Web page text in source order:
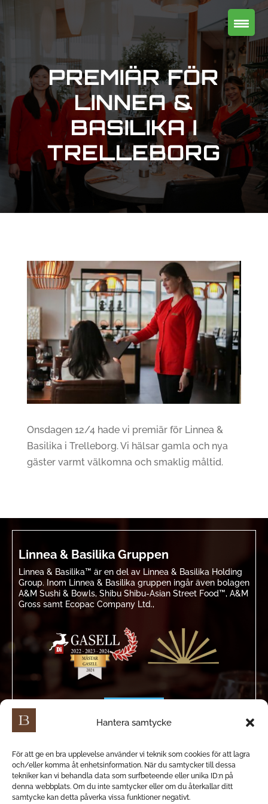
Hantera samtycke
För att ge en bra upplevelse använder vi teknik som cookies för att lagra
och/eller komma åt enhetsinformation. När du samtycker till dessa
tekniker kan vi behandla data som surfbeteende eller unika ID:n på
denna webbplats. Om du inte samtycker eller om du återkallar ditt
samtycke kan detta påverka vissa funktioner negativt.
PREMIÄR FÖR
LINNEA &
BASILIKA I
TRELLEBORG
Onsdagen 12/4 hade vi premiär för Linnea &
Basilika i Trelleborg. Vi hälsar gamla och nya
gäster varmt välkomna och smaklig måltid.
Linnea & Basilika Gruppen
Linnea & Basilika™ är en del av Linnea & Basilika Holding
Group. Inom Linnea & Basilika gruppen ingår även bolagen
A&M Sushi & Bowls, Shibu Shibu-Asian Street Food™, A&M
Gross samt Ecopac Company Ltd.,